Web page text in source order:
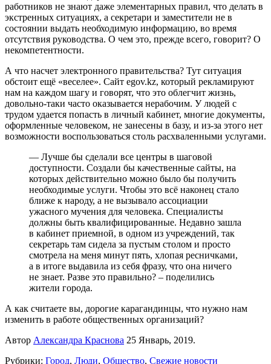
работников не знают даже элементарных правил, что делать в
экстренных ситуациях, а секретари и заместители не в
состоянии выдать необходимую информацию, во время
отсутствия руководства. О чем это, прежде всего, говорит? О
некомпетентности.
А что насчет электронного правительства? Тут ситуация
обстоит ещё «веселее». Сайт egov.kz, который рекламируют
нам на каждом шагу и говорят, что это облегчит жизнь,
довольно-таки часто оказывается нерабочим. У людей с
трудом удается попасть в личный кабинет, многие документы,
оформленные человеком, не занесены в базу, и из-за этого нет
возможности воспользоваться столь расхваленными услугами.
— Лучше бы сделали все центры в шаговой
доступности. Создали бы качественные сайты, на
которых действительно можно было бы получить
необходимые услуги. Чтобы это всё наконец стало
ближе к народу, а не вызывало ассоциации
ужасного мучения для человека. Специалисты
должны быть квалифицированные. Недавно зашла
в кабинет приемной, в одном из учреждений, так
секретарь там сидела за пустым столом и просто
смотрела на меня минут пять, хлопая ресничками,
а в итоге выдавила из себя фразу, что она ничего
не знает. Разве это правильно? – поделились
жители города.
А как считаете вы, дорогие карагандинцы, что нужно нам
изменить в работе общественных организаций?
Автор Александра Краснова 25 Январь, 2019.
Рубрики: Город, Люди, Общество, Свежие новости